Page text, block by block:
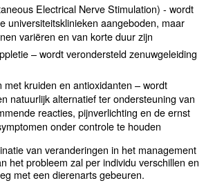
Electrical Nerve Stimulation) - wordt
universiteitsklinieken aangeboden, maar
variëren en van korte duur zijn
– wordt verondersteld zenuwgeleiding
met kruiden en antioxidanten – wordt
natuurlijk alternatief ter ondersteuning van
reacties, pijnverlichting en de ernst
onder controle te houden
van veranderingen in het management
het probleem zal per individu verschillen en
met een dierenarts gebeuren.